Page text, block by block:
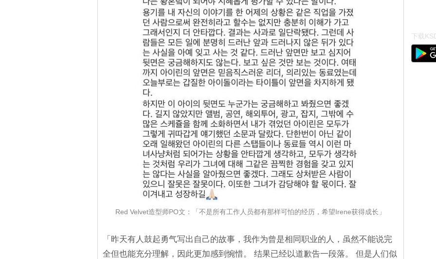
Red Velvet造型师PO文：「不是所有工作人员都有那样可怕的经历，希望Irene获得成长」
「昨天有人鼓起勇气写出自己的故事，我作为曾是相同职业的人，虽然不能说完
全但也能充分理解，因此更加感到惋惜。 结果已经以道歉告一段落。 但是人们似
下载